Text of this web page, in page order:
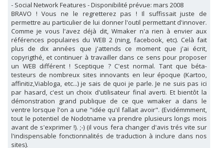
- Social Network Features - Disponibilité prévue: mars 2008
BRAVO ! Vous ne le regretterez pas ! Il suffissait juste de
permettre au particulier de lui donner l'outil permettant d'innover.
Comme je vous l'avez déjà dit, Wmaker n'a rien à envier aux
références populaires du WEB 2 (ning, facebook, etc). Celà fait
plus de dix années que j'attends ce moment que j'ai écrit,
copyrigthé, et continuer à travailler dans ce sens pour proposer
un WEB différent ! Sceptique ? C'est normal. Tant que béta-
testeurs de nombreux sites innovants en leur époque (Kartoo,
affinitiz,Viabloga, etc...) je sais de quoi je parle. Je ne suis pas ici
par hasard, c'est un choix d'utilisateur final averti. Et bientôt la
démonstration grand publique de ce que wmaker a dans le
ventre lorsque l'on a une "idée qu'il fallait avoir". (Evidémmment,
tout le potentiel de Nodotname va prendre plusieurs longs mois
avant de s'exprimer !). ;-) (il vous fera changer d'avis trés vite sur
l'indispensable fonctionnalités de traduction à inclure dans nos
sites).